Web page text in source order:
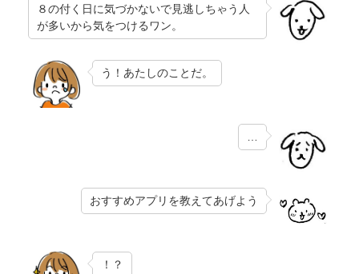
８の付く日に気づかないで見逃しちゃう人
が多いから気をつけるワン。
う！あたしのことだ。
おすすめアプリを教えてあげよう
！？